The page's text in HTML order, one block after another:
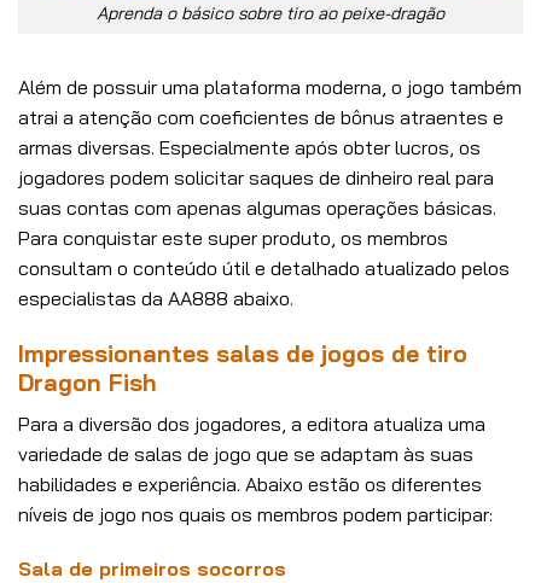
Aprenda o básico sobre tiro ao peixe-dragão
Além de possuir uma plataforma moderna, o jogo também
atrai a atenção com coeficientes de bônus atraentes e
armas diversas. Especialmente após obter lucros, os
jogadores podem solicitar saques de dinheiro real para
suas contas com apenas algumas operações básicas.
Para conquistar este super produto, os membros
consultam o conteúdo útil e detalhado atualizado pelos
especialistas da AA888 abaixo.
Impressionantes salas de jogos de tiro
Dragon Fish
Para a diversão dos jogadores, a editora atualiza uma
variedade de salas de jogo que se adaptam às suas
habilidades e experiência. Abaixo estão os diferentes
níveis de jogo nos quais os membros podem participar:
Sala de primeiros socorros